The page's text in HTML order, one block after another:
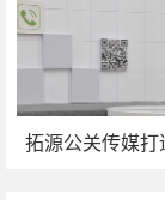
拓源公关传媒